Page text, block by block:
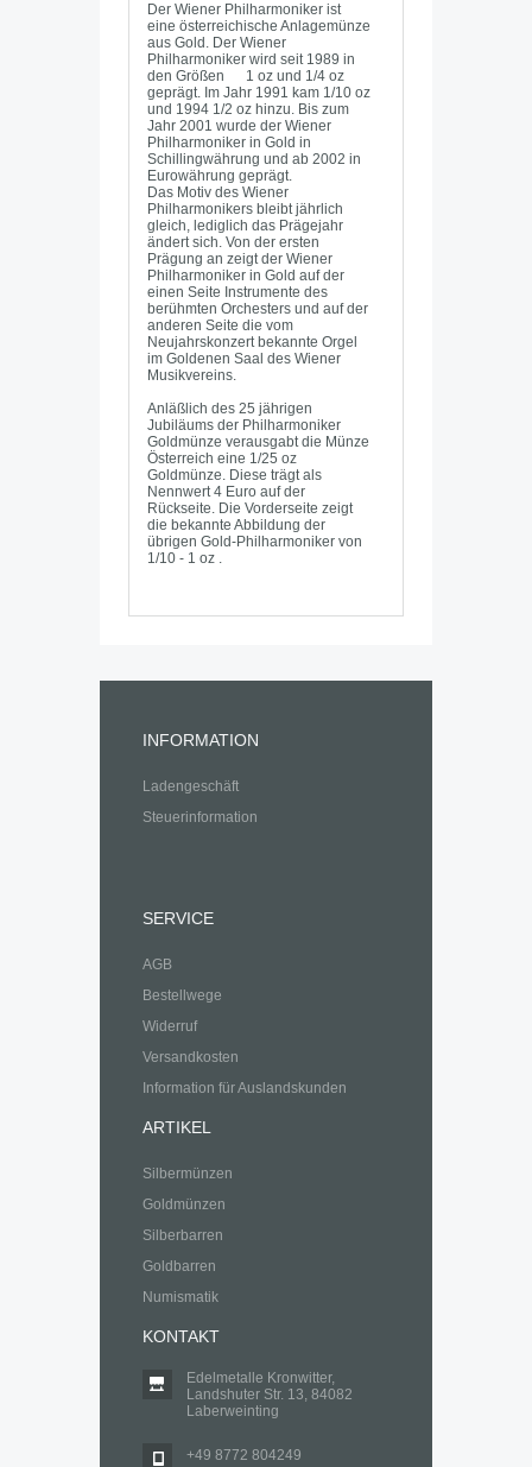
Der Wiener Philharmoniker ist
eine österreichische Anlagemünze
aus Gold. Der Wiener
Philharmoniker wird seit 1989 in
den Größen 1 oz und 1/4 oz
geprägt. Im Jahr 1991 kam 1/10 oz
und 1994 1/2 oz hinzu. Bis zum
Jahr 2001 wurde der Wiener
Philharmoniker in Gold in
Schillingwährung und ab 2002 in
Eurowährung geprägt.
Das Motiv des Wiener
Philharmonikers bleibt jährlich
gleich, lediglich das Prägejahr
ändert sich. Von der ersten
Prägung an zeigt der Wiener
Philharmoniker in Gold auf der
einen Seite Instrumente des
berühmten Orchesters und auf der
anderen Seite die vom
Neujahrskonzert bekannte Orgel
im Goldenen Saal des Wiener
Musikvereins.
Anläßlich des 25 jährigen
Jubiläums der Philharmoniker
Goldmünze verausgabt die Münze
Österreich eine 1/25 oz
Goldmünze. Diese trägt als
Nennwert 4 Euro auf der
Rückseite. Die Vorderseite zeigt
die bekannte Abbildung der
übrigen Gold-Philharmoniker von
1/10 - 1 oz .
INFORMATION
Ladengeschäft
Steuerinformation
SERVICE
AGB
Bestellwege
Widerruf
Versandkosten
Information für Auslandskunden
ARTIKEL
Silbermünzen
Goldmünzen
Silberbarren
Goldbarren
Numismatik
KONTAKT
Edelmetalle Kronwitter,
Landshuter Str. 13, 84082
Laberweinting
+49 8772 804249